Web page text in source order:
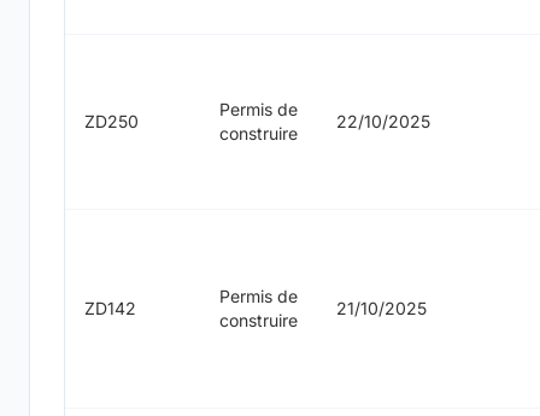
ZD250
Permis de
construire
22/10/2025
ZD142
Permis de
construire
21/10/2025